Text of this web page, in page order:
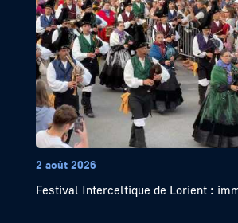
2 août 2026
Festival Interceltique de Lorient :